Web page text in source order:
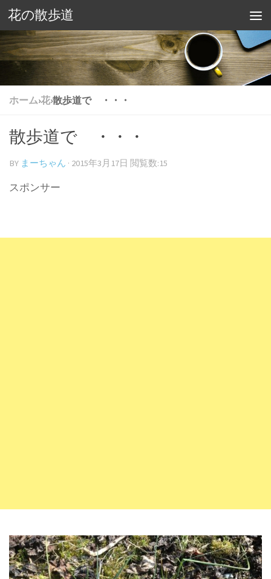
花の散歩道
ホーム›花›散歩道で ・・・
散歩道で ・・・
BY まーちゃん · 2015年3月17日 閲覧数:15
スポンサー